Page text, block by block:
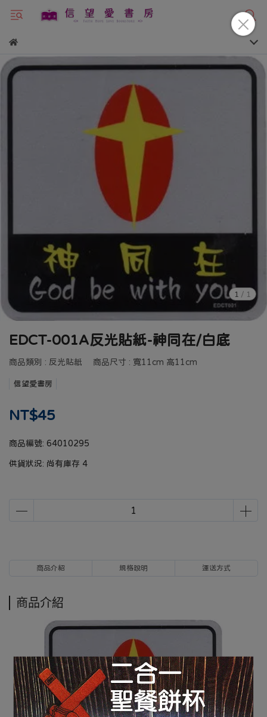
1 / 1
EDCT-001A反光貼紙-神同在/白底
商品類別 : 反光貼紙 商品尺寸 : 寬11cm 高11cm
信望愛書房
NT$45
商品編號: 64010295
供貨狀況: 尚有庫存 4
商品介紹 規格說明 運送方式
商品介紹